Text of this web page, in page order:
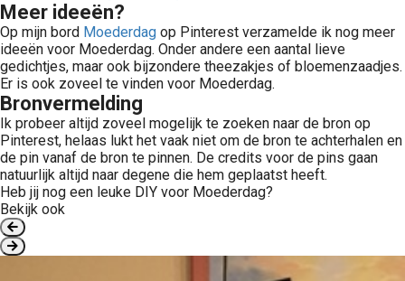
Meer ideeën?
Op mijn bord Moederdag op Pinterest verzamelde ik nog meer
ideeën voor Moederdag. Onder andere een aantal lieve
gedichtjes, maar ook bijzondere theezakjes of bloemenzaadjes.
Er is ook zoveel te vinden voor Moederdag.
Bronvermelding
Ik probeer altijd zoveel mogelijk te zoeken naar de bron op
Pinterest, helaas lukt het vaak niet om de bron te achterhalen en
de pin vanaf de bron te pinnen. De credits voor de pins gaan
natuurlijk altijd naar degene die hem geplaatst heeft.
Heb jij nog een leuke DIY voor Moederdag?
Bekijk ook